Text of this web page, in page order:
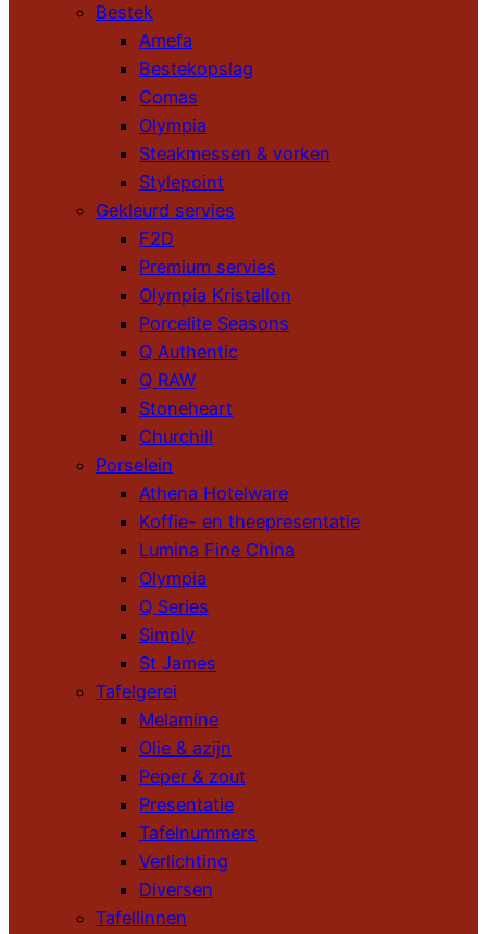
Bestek
Amefa
Bestekopslag
Comas
Olympia
Steakmessen & vorken
Stylepoint
Gekleurd servies
F2D
Premium servies
Olympia Kristallon
Porcelite Seasons
Q Authentic
Q RAW
Stoneheart
Churchill
Porselein
Athena Hotelware
Koffie- en theepresentatie
Lumina Fine China
Olympia
Q Series
Simply
St James
Tafelgerei
Melamine
Olie & azijn
Peper & zout
Presentatie
Tafelnummers
Verlichting
Diversen
Tafellinnen